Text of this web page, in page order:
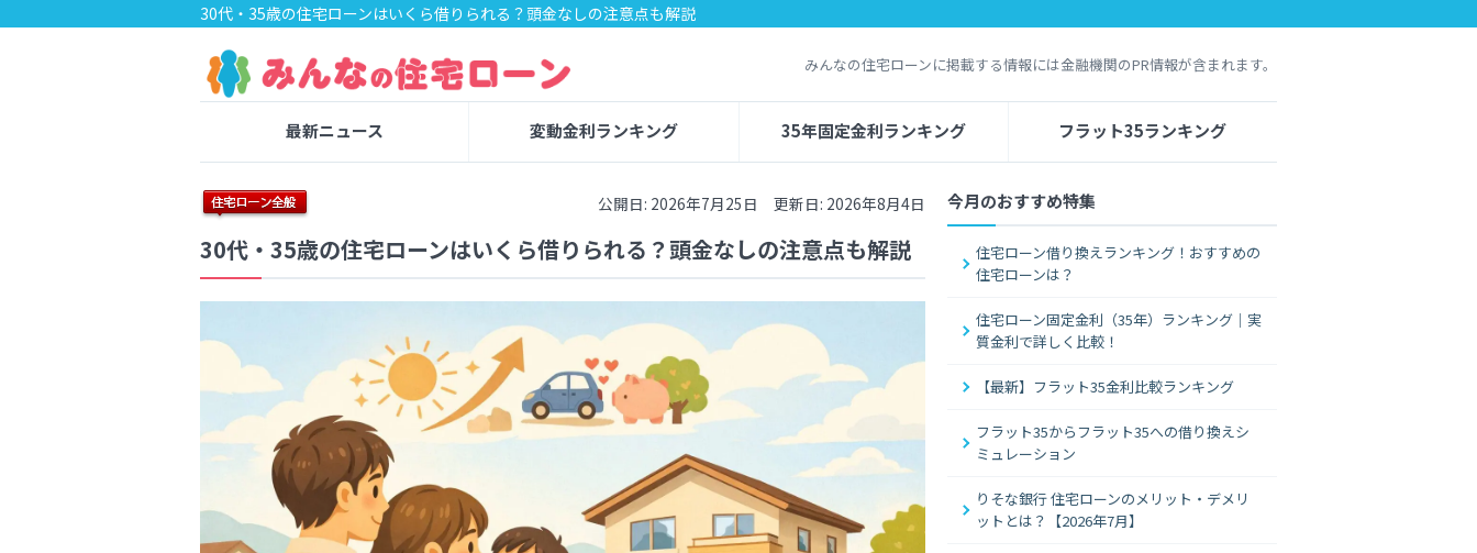
30代・35歳の住宅ローンはいくら借りられる？頭金なしの注意点も解説
みんなの住宅ローンに掲載する情報には金融機関のPR情報が含まれます。
最新ニュース 変動金利ランキング 35年固定金利ランキング フラット35ランキング
公開日: 2026年7月25日 更新日: 2026年8月4日
30代・35歳の住宅ローンはいくら借りられる？頭金なしの注意点も解説
今月のおすすめ特集
住宅ローン借り換えランキング！おすすめの
住宅ローンは？
住宅ローン固定金利（35年）ランキング｜実
質金利で詳しく比較！
【最新】フラット35金利比較ランキング
フラット35からフラット35への借り換えシ
ミュレーション
りそな銀行 住宅ローンのメリット・デメリ
ットとは？【2026年7月】